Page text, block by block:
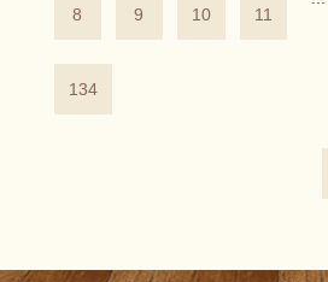
8 9 10 11
134